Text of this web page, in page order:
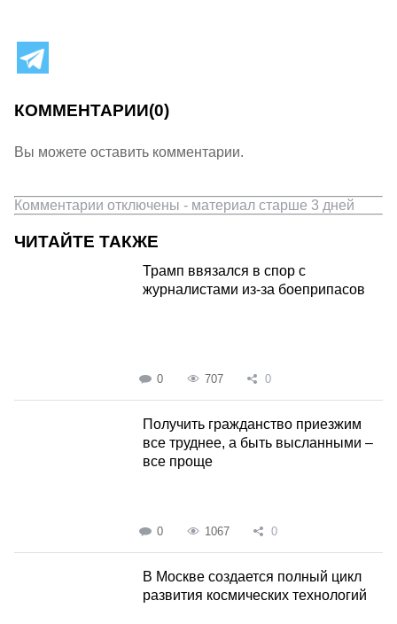
КОММЕНТАРИИ(0)
Вы можете оставить комментарии.
Комментарии отключены - материал старше 3 дней
ЧИТАЙТЕ ТАКЖЕ
Трамп ввязался в спор с
журналистами из-за боеприпасов
0 707 0
Получить гражданство приезжим
все труднее, а быть высланными –
все проще
0 1067 0
В Москве создается полный цикл
развития космических технологий